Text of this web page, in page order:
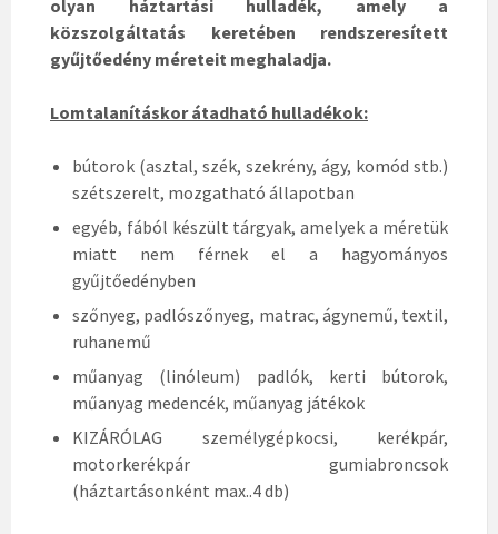
olyan háztartási hulladék, amely a
közszolgáltatás keretében rendszeresített
gyűjtőedény méreteit meghaladja.
Lomtalanításkor átadható hulladékok:
bútorok (asztal, szék, szekrény, ágy, komód stb.)
szétszerelt, mozgatható állapotban
egyéb, fából készült tárgyak, amelyek a méretük
miatt nem férnek el a hagyományos
gyűjtőedényben
szőnyeg, padlószőnyeg, matrac, ágynemű, textil,
ruhanemű
műanyag (linóleum) padlók, kerti bútorok,
műanyag medencék, műanyag játékok
KIZÁRÓLAG személygépkocsi, kerékpár,
motorkerékpár gumiabroncsok
(háztartásonként max..4 db)